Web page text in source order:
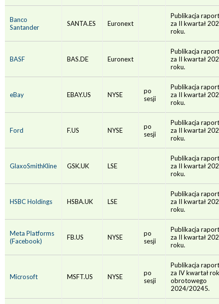
Banco
Santander
SANTA.ES Euronext
Publikacja
za II kwartał
roku.
BASF BAS.DE Euronext
Publikacja
za II kwartał
roku.
eBay EBAY.US NYSE
po
sesji
Publikacja
za II kwartał
roku.
Ford F.US NYSE
po
sesji
Publikacja
za II kwartał
roku.
GlaxoSmithKline GSK.UK LSE
Publikacja
za II kwartał
roku.
HSBC Holdings HSBA.UK LSE
Publikacja
za II kwartał
roku.
Meta Platforms
(Facebook)
FB.US NYSE
po
sesji
Publikacja
za II kwartał
roku.
Microsoft MSFT.US NYSE
po
sesji
Publikacja
za IV kwartał
obrotowego
2024/20245.